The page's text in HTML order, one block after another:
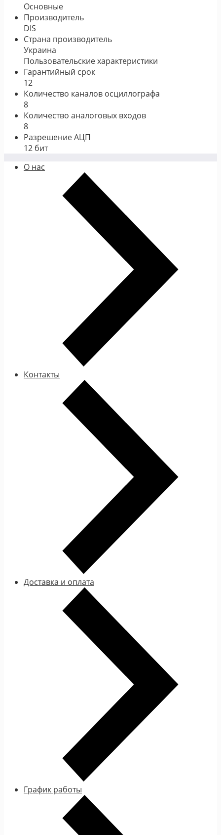
Основные
Производитель
DIS
Страна производитель
Украина
Пользовательские характеристики
Гарантийный срок
12
Количество каналов осциллографа
8
Количество аналоговых входов
8
Разрешение АЦП
12 бит
О нас
Контакты
Доставка и оплата
График работы